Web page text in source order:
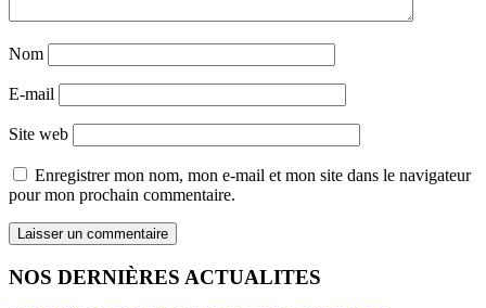
Nom
E-mail
Site web
Enregistrer mon nom, mon e-mail et mon site dans le navigateur
pour mon prochain commentaire.
NOS DERNIÈRES ACTUALITES